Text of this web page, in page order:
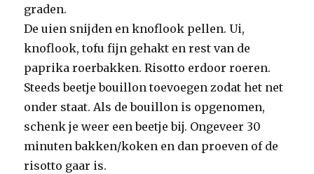
graden.
De uien snijden en knoflook pellen. Ui,
knoflook, tofu fijn gehakt en rest van de
paprika roerbakken. Risotto erdoor roeren.
Steeds beetje bouillon toevoegen zodat het net
onder staat. Als de bouillon is opgenomen,
schenk je weer een beetje bij. Ongeveer 30
minuten bakken/koken en dan proeven of de
risotto gaar is.